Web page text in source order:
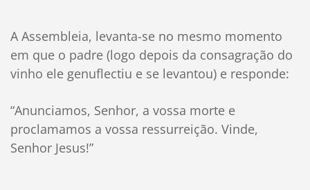
A Assembleia, levanta-se no mesmo momento
em que o padre (logo depois da consagração do
vinho ele genuflectiu e se levantou) e responde:
“Anunciamos, Senhor, a vossa morte e
proclamamos a vossa ressurreição. Vinde,
Senhor Jesus!”